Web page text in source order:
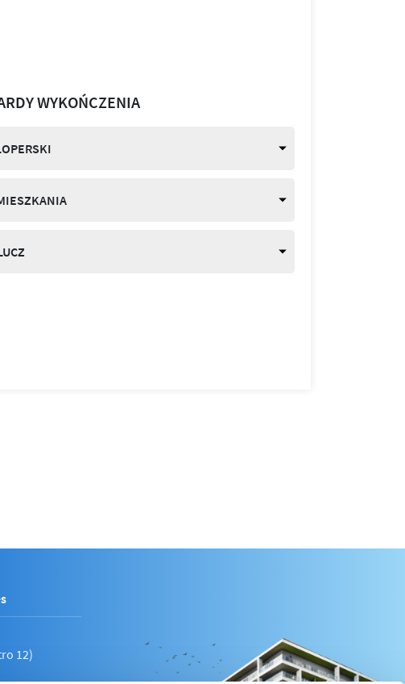
WYKOŃCZENIA
12)